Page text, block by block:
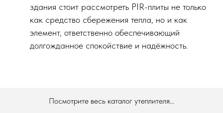
здания стоит рассмотреть PIR-плиты не только
как средство сбережения тепла, но и как
элемент, ответственно обеспечивающий
долгожданное спокойствие и надёжность.
Посмотрите весь каталог утеплителя...